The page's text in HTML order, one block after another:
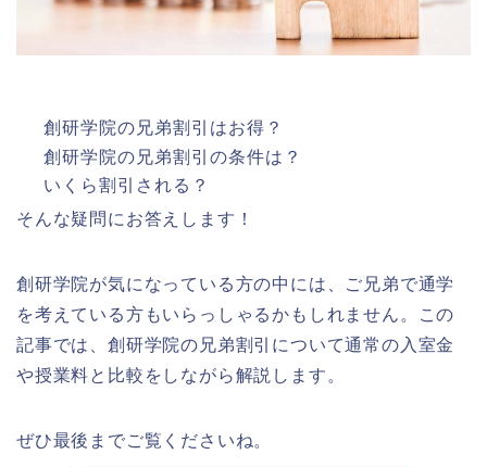
創研学院の兄弟割引はお得？
創研学院の兄弟割引の条件は？
いくら割引される？
そんな疑問にお答えします！
創研学院が気になっている方の中には、ご兄弟で通学
を考えている方もいらっしゃるかもしれません。この
記事では、創研学院の兄弟割引について通常の入室金
や授業料と比較をしながら解説します。
ぜひ最後までご覧くださいね。